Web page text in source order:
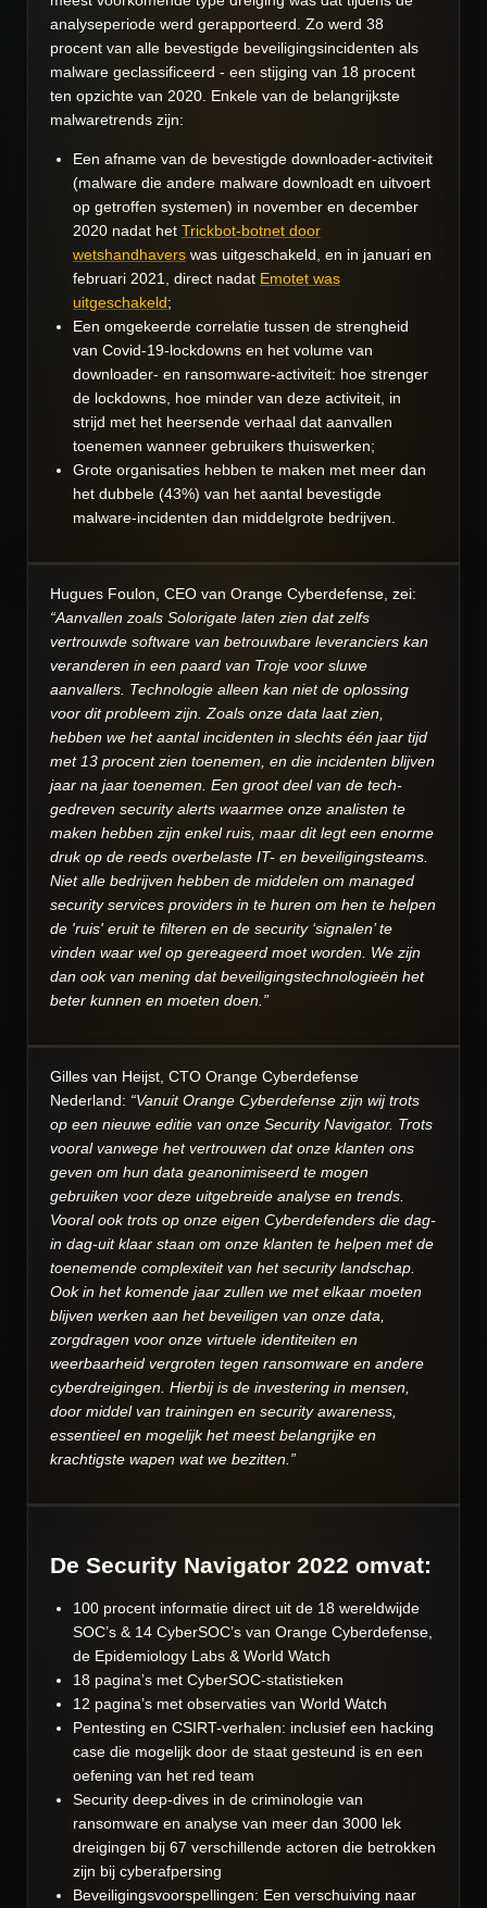
analyseperiode werd gerapporteerd. Zo werd 38
procent van alle bevestigde beveiligingsincidenten als
malware geclassificeerd - een stijging van 18 procent
ten opzichte van 2020. Enkele van de belangrijkste
malwaretrends zijn:
Een afname van de bevestigde downloader-activiteit
(malware die andere malware downloadt en uitvoert
op getroffen systemen) in november en december
2020 nadat het Trickbot-botnet door
wetshandhavers was uitgeschakeld, en in januari en
februari 2021, direct nadat Emotet was
uitgeschakeld;
Een omgekeerde correlatie tussen de strengheid
van Covid-19-lockdowns en het volume van
downloader- en ransomware-activiteit: hoe strenger
de lockdowns, hoe minder van deze activiteit, in
strijd met het heersende verhaal dat aanvallen
toenemen wanneer gebruikers thuiswerken;
Grote organisaties hebben te maken met meer dan
het dubbele (43%) van het aantal bevestigde
malware-incidenten dan middelgrote bedrijven.
Hugues Foulon, CEO van Orange Cyberdefense, zei:
“Aanvallen zoals Solorigate laten zien dat zelfs
vertrouwde software van betrouwbare leveranciers kan
veranderen in een paard van Troje voor sluwe
aanvallers. Technologie alleen kan niet de oplossing
voor dit probleem zijn. Zoals onze data laat zien,
hebben we het aantal incidenten in slechts één jaar tijd
met 13 procent zien toenemen, en die incidenten blijven
jaar na jaar toenemen. Een groot deel van de tech-
gedreven security alerts waarmee onze analisten te
maken hebben zijn enkel ruis, maar dit legt een enorme
druk op de reeds overbelaste IT- en beveiligingsteams.
Niet alle bedrijven hebben de middelen om managed
security services providers in te huren om hen te helpen
de 'ruis' eruit te filteren en de security ‘signalen’ te
vinden waar wel op gereageerd moet worden. We zijn
dan ook van mening dat beveiligingstechnologieën het
beter kunnen en moeten doen.”
Gilles van Heijst, CTO Orange Cyberdefense
Nederland: “Vanuit Orange Cyberdefense zijn wij trots
op een nieuwe editie van onze Security Navigator. Trots
vooral vanwege het vertrouwen dat onze klanten ons
geven om hun data geanonimiseerd te mogen
gebruiken voor deze uitgebreide analyse en trends.
Vooral ook trots op onze eigen Cyberdefenders die dag-
in dag-uit klaar staan om onze klanten te helpen met de
toenemende complexiteit van het security landschap.
Ook in het komende jaar zullen we met elkaar moeten
blijven werken aan het beveiligen van onze data,
zorgdragen voor onze virtuele identiteiten en
weerbaarheid vergroten tegen ransomware en andere
cyberdreigingen. Hierbij is de investering in mensen,
door middel van trainingen en security awareness,
essentieel en mogelijk het meest belangrijke en
krachtigste wapen wat we bezitten.”
De Security Navigator 2022 omvat:
100 procent informatie direct uit de 18 wereldwijde
SOC’s & 14 CyberSOC’s van Orange Cyberdefense,
de Epidemiology Labs & World Watch
18 pagina’s met CyberSOC-statistieken
12 pagina’s met observaties van World Watch
Pentesting en CSIRT-verhalen: inclusief een hacking
case die mogelijk door de staat gesteund is en een
oefening van het red team
Security deep-dives in de criminologie van
ransomware en analyse van meer dan 3000 lek
dreigingen bij 67 verschillende actoren die betrokken
zijn bij cyberafpersing
Beveiligingsvoorspellingen: Een verschuiving naar